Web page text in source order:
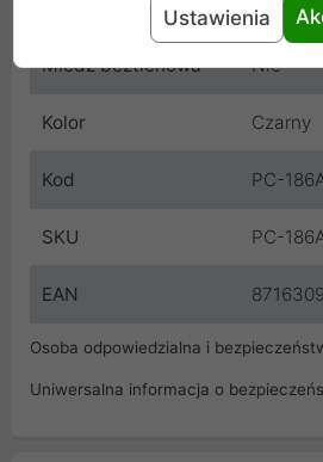
Przewody ekranowane Nie
Miedź beztlenowa Nie
Kolor Czarny
Kod PC-
SKU PC-
EAN
Osoba odpowiedzialna i
Uniwersalna informacja o
Ustawienia